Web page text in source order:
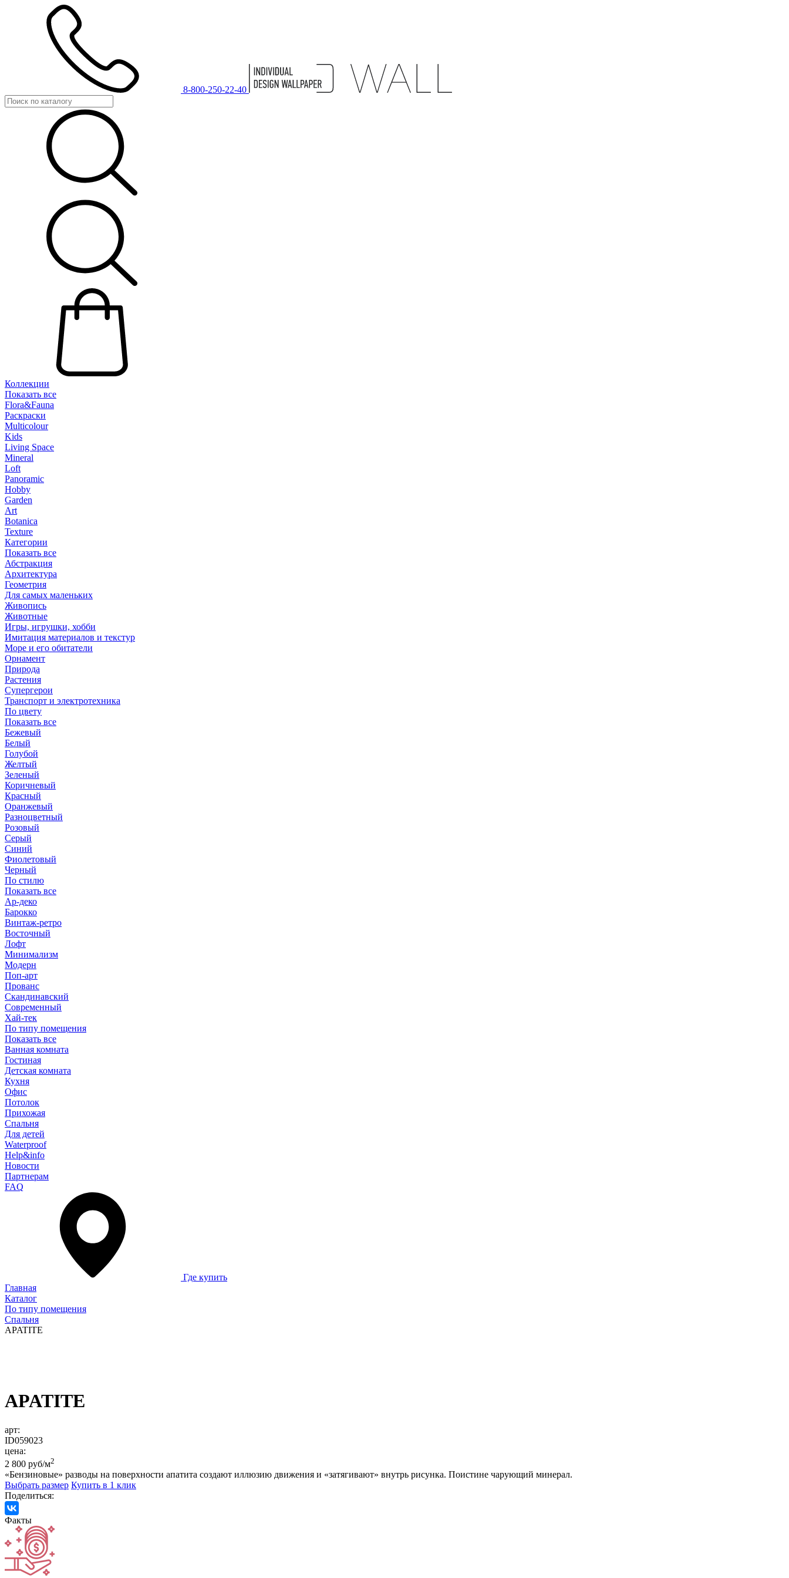
8-800-250-22-40
Коллекции
Показать все
Flora&Fauna
Раскраски
Multicolour
Kids
Living Space
Mineral
Loft
Panoramic
Hobby
Garden
Art
Botanica
Texture
Категории
Показать все
Абстракция
Архитектура
Геометрия
Для самых маленьких
Живопись
Животные
Игры, игрушки, хобби
Имитация материалов и текстур
Море и его обитатели
Орнамент
Природа
Растения
Супергерои
Транспорт и электротехника
По цвету
Показать все
Бежевый
Белый
Голубой
Желтый
Зеленый
Коричневый
Красный
Оранжевый
Разноцветный
Розовый
Серый
Синий
Фиолетовый
Черный
По стилю
Показать все
Ар-деко
Барокко
Винтаж-ретро
Восточный
Лофт
Минимализм
Модерн
Поп-арт
Прованс
Скандинавский
Современный
Хай-тек
По типу помещения
Показать все
Ванная комната
Гостиная
Детская комната
Кухня
Офис
Потолок
Прихожая
Спальня
Для детей
Waterproof
Help&info
Новости
Партнерам
FAQ
Где купить
Главная
Каталог
По типу помещения
Спальня
APATITE
APATITE
арт:
ID059023
цена:
2 800 руб/м2
«Бензиновые» разводы на поверхности апатита создают иллюзию движения и «затягивают» внутрь рисунка. Поистине чарующий минерал.
Выбрать размер Купить в 1 клик
Поделиться:
Факты